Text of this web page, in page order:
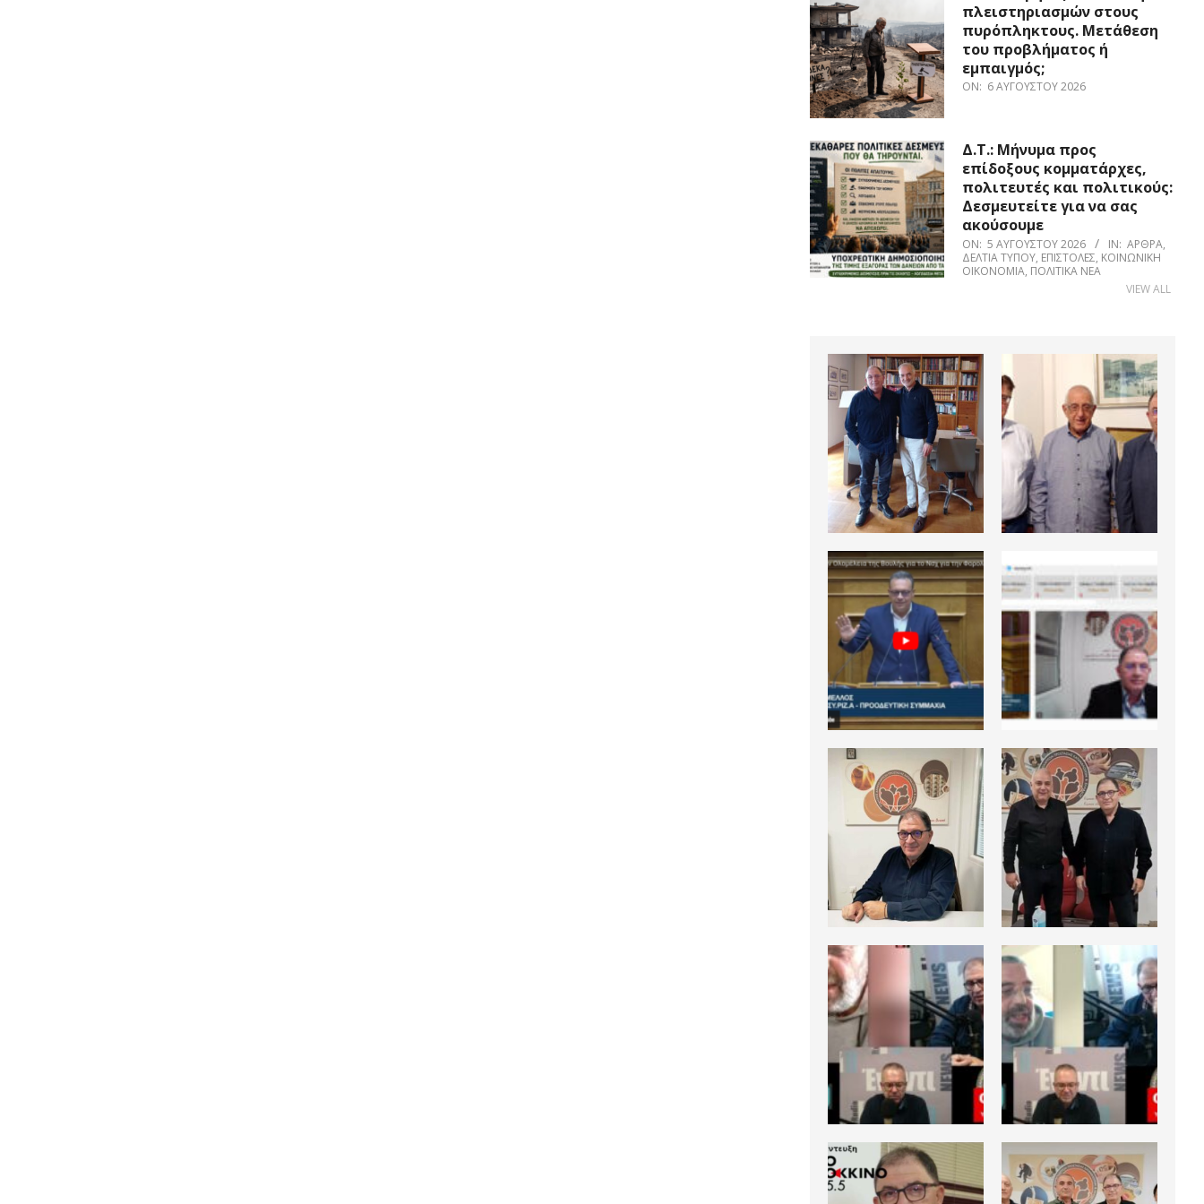
πλειστηριασμών στους
πυρόπληκτους. Μετάθεση
του προβλήματος ή
εμπαιγμός;
ON: 6 ΑΥΓΟΎΣΤΟΥ 2026
Δ.Τ.: Μήνυμα προς
επίδοξους κομματάρχες,
πολιτευτές και πολιτικούς:
Δεσμευτείτε για να σας
ακούσουμε
ON: 5 ΑΥΓΟΎΣΤΟΥ 2026 IN: ΆΡΘΡΑ,
ΔΕΛΤΊΑ ΤΎΠΟΥ, ΕΠΙΣΤΟΛΈΣ, ΚΟΙΝΩΝΙΚΉ
ΟΙΚΟΝΟΜΊΑ, ΠΟΛΙΤΙΚΆ ΝΈΑ
VIEW ALL